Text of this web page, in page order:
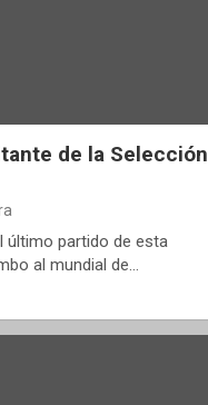
de la Selección
último partido de esta
al mundial de…